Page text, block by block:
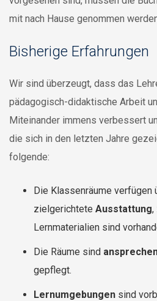
mit nach Hause genommen
Bisherige Erfahrungen
Wir sind überzeugt, dass das
pädagogisch-didaktische Arbeit
Miteinander immens verbessert
die sich in den letzten Jahre
folgende:
Die Klassenräume verfügen
zielgerichtete Ausstattung,
Lernmaterialien sind
Die Räume sind
gepflegt.
Lernumgebungen sind